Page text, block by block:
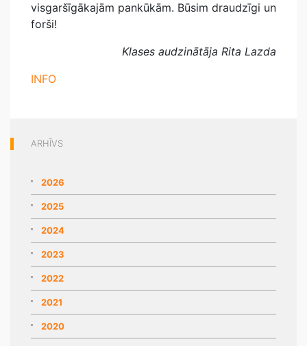
visgaršīgākajām pankūkām. Būsim draudzīgi un
forši!
Klases audzinātāja Rita Lazda
INFO
ARHĪVS
2026
2025
2024
2023
2022
2021
2020